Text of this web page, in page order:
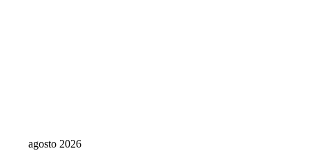
agosto 2026